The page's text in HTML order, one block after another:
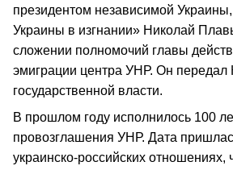
президентом независимой
Украины в изгнании» Николай
сложении полномочий главы
эмиграции центра УНР. Он передал
государственной власти.
В прошлом году исполнилось 100
провозглашения УНР. Дата
украинско-российских отношениях,